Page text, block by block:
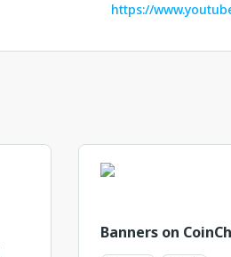
https://
Banners on